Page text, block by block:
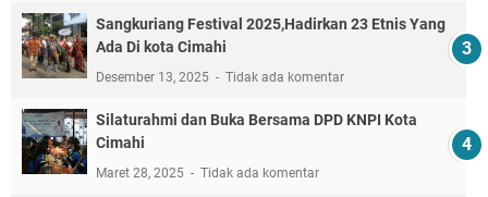
Sangkuriang Festival 2025,Hadirkan 23 Etnis Yang
Ada Di kota Cimahi
Desember 13, 2025 Tidak ada komentar
Silaturahmi dan Buka Bersama DPD KNPI Kota
Cimahi
Maret 28, 2025 Tidak ada komentar